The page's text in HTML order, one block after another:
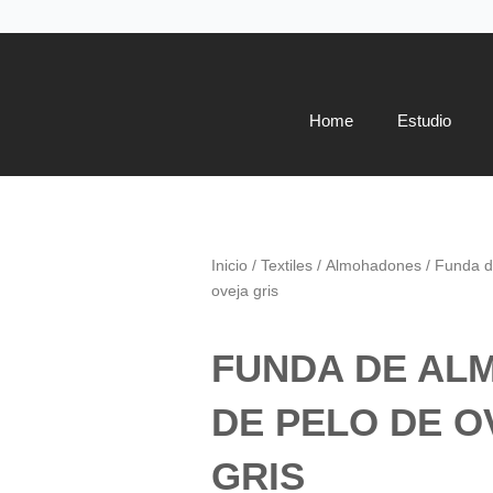
Home Estudio
Inicio / Textiles / Almohadones / Funda
oveja gris
FUNDA DE
DE PELO DE
GRIS